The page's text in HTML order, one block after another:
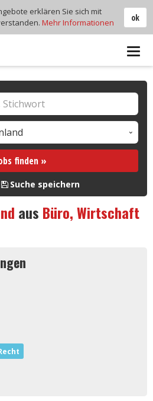
finden »
Suche speichern
aus Büro, Wirtschaft
ok
erklären Sie sich mit
Mehr Informationen